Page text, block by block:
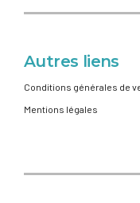
Autres liens
Conditions générales de
Mentions légales